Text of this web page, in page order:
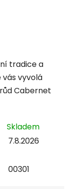
tradice a
vyvolá
Cabernet
Skladem
7.8.2026
00301